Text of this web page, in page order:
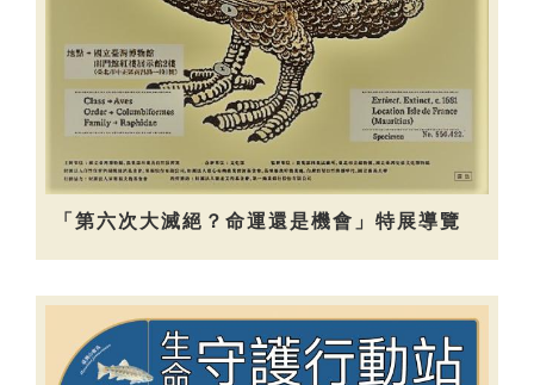
「第六次大滅絕？命運還是機會」特展導覽